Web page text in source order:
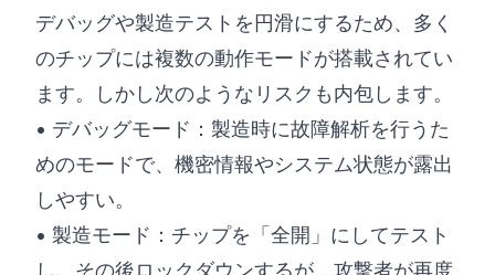
デバッグや製造テストを円滑にするため、多く
のチップには複数の動作モードが搭載されてい
ます。しかし次のようなリスクも内包します。
• デバッグモード：製造時に故障解析を行うた
めのモードで、機密情報やシステム状態が露出
しやすい。
• 製造モード：チップを「全開」にしてテスト
し、その後ロックダウンするが、攻撃者が再度